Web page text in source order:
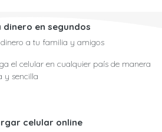
dinero en segundos
dinero a tu familia y amigos
el celular en cualquier país de manera
y sencilla
celular online